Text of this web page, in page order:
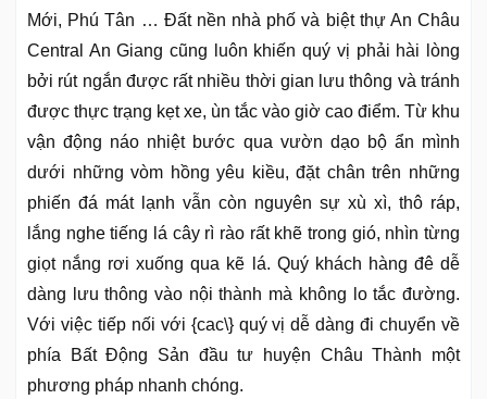
Mới, Phú Tân … Đất nền nhà phố và biệt thự An Châu
Central An Giang cũng luôn khiến quý vị phải hài lòng
bởi rút ngắn được rất nhiều thời gian lưu thông và tránh
được thực trạng kẹt xe, ùn tắc vào giờ cao điểm. Từ khu
vận động náo nhiệt bước qua vườn dạo bộ ẩn mình
dưới những vòm hồng yêu kiều, đặt chân trên những
phiến đá mát lạnh vẫn còn nguyên sự xù xì, thô ráp,
lắng nghe tiếng lá cây rì rào rất khẽ trong gió, nhìn từng
giọt nắng rơi xuống qua kẽ lá. Quý khách hàng đê dễ
dàng lưu thông vào nội thành mà không lo tắc đường.
Với việc tiếp nối với {cac\} quý vị dễ dàng đi chuyển về
phía Bất Động Sản đầu tư huyện Châu Thành một
phương pháp nhanh chóng.